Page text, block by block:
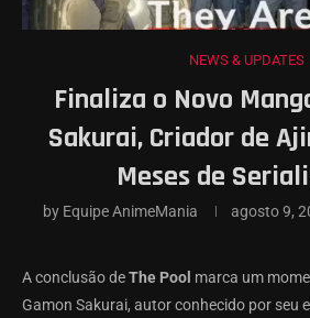
NEWS & UPDATES
Finaliza o Novo
Sakurai, Criador de
Meses de
by Equipe AnimeMania agosto 9,
A conclusão deThe Pool marca um
Gamon Sakurai, autor conhecido por seu